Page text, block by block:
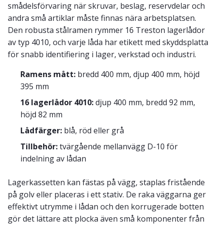
smådelsförvaring när skruvar, beslag, reservdelar och
andra små artiklar måste finnas nära arbetsplatsen.
Den robusta stålramen rymmer 16 Treston lagerlådor
av typ 4010, och varje låda har etikett med skyddsplatta
för snabb identifiering i lager, verkstad och industri.
Ramens mått:bredd 400 mm, djup 400 mm, höjd
395 mm
16 lagerlådor 4010:djup 400 mm, bredd 92 mm,
höjd 82 mm
Lådfärger:blå, röd eller grå
Tillbehör:tvärgående mellanvägg D-10 för
indelning av lådan
Lagerkassetten kan fästas på vägg, staplas fristående
på golv eller placeras i ett stativ. De raka väggarna ger
effektivt utrymme i lådan och den korrugerade botten
gör det lättare att plocka även små komponenter från